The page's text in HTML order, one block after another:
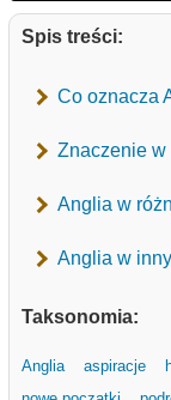
Spis treści:
Co oznacza
Znaczenie w
Anglia w
Anglia w
Taksonomia:
Anglia aspiracje